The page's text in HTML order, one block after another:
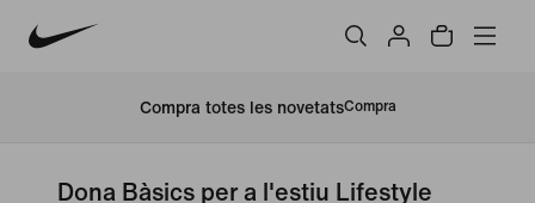
Compra totes les novetatsCompra
Dona Bàsics per a l'estiu Lifestyle